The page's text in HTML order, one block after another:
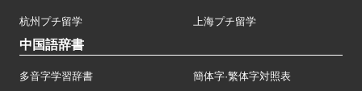
杭州プチ留学 上海プチ留学
中国語辞書
多音字学習辞書 簡体字·繁体字対照表